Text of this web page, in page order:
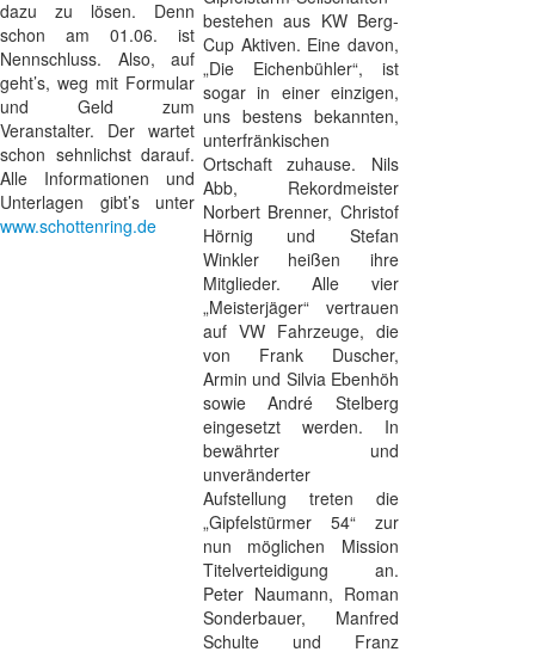
dazu zu lösen. Denn
schon am 01.06. ist
Nennschluss. Also, auf
geht’s, weg mit Formular
und Geld zum
Veranstalter. Der wartet
schon sehnlichst darauf.
Alle Informationen und
Unterlagen gibt’s unter
www.schottenring.de
bestehen aus KW Berg-
Cup Aktiven. Eine davon,
„Die Eichenbühler“, ist
sogar in einer einzigen,
uns bestens bekannten,
unterfränkischen
Ortschaft zuhause. Nils
Abb, Rekordmeister
Norbert Brenner, Christof
Hörnig und Stefan
Winkler heißen ihre
Mitglieder. Alle vier
„Meisterjäger“ vertrauen
auf VW Fahrzeuge, die
von Frank Duscher,
Armin und Silvia Ebenhöh
sowie André Stelberg
eingesetzt werden. In
bewährter und
unveränderter
Aufstellung treten die
„Gipfelstürmer 54“ zur
nun möglichen Mission
Titelverteidigung an.
Peter Naumann, Roman
Sonderbauer, Manfred
Schulte und Franz